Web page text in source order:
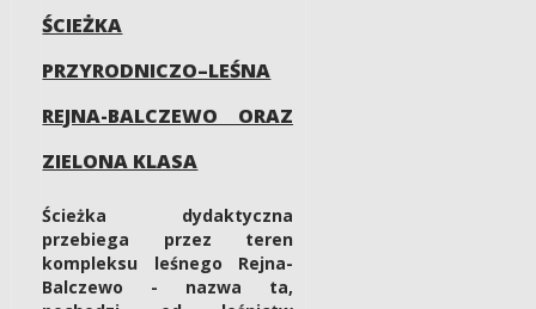
ŚCIEŻKA
PRZYRODNICZO–LEŚNA
REJNA-BALCZEWO ORAZ
ZIELONA KLASA
Ścieżka dydaktyczna
przebiega przez teren
kompleksu leśnego Rejna-
Balczewo - nazwa ta,